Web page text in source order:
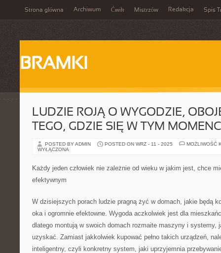
Strona główna Archiwum Ćwik Mistrzów Redakcja Spis
BRAMKI
LUDZIE ROJĄ O WYGODZIE,
TEGO, GDZIE SIĘ W TYM
POSTED BY ADMIN POSTED ON WRZ - 11 - 2025
MOŻLIWOŚĆ
WYŁĄCZONA
Każdy jeden człowiek nie zależnie od wieku w jakim jest, chce
efektywnym
W dzisiejszych porach ludzie pragną żyć w domach, jakie będą
oka i ogromnie efektowne. Wygoda aczkolwiek jest dla
dlatego montują w swoich domach rozmaite maszyny i systemy,
uzyskać. Zamiast jakkolwiek kupować pełno takich urządzeń,
inteligentny, czyli konkretny system, jaki uprzyjemnia